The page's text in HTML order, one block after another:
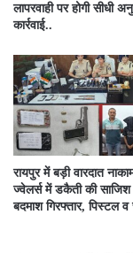
लापरवाही पर होगी सीधी
कार्रवाई..
रायपुर में बड़ी वारदात
ज्वेलर्स में डकैती की
बदमाश गिरफ्तार, पिस्टल व